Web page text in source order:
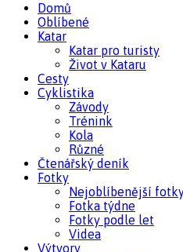
Domů
Oblíbené
Katar
Katar pro turisty
Život v Kataru
Cesty
Cyklistika
Závody
Trénink
Kola
Různé
Čtenářský deník
Fotky
Nejoblíbenější
Fotka týdne
Fotky podle let
Videa
Výtvory